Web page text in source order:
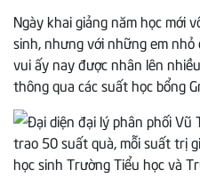
Ngày khai giảng năm học mới
sinh, nhưng với những em
vui ấy nay được nhân lên
thông qua các suất học bổng